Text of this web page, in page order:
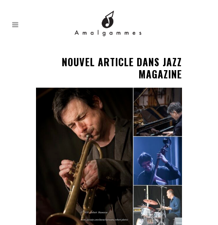
NOUVEL ARTICLE DANS JAZZ
MAGAZINE